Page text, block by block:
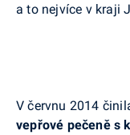
a to nejvíce v kraji
V červnu 2014
vepřové pečeně s